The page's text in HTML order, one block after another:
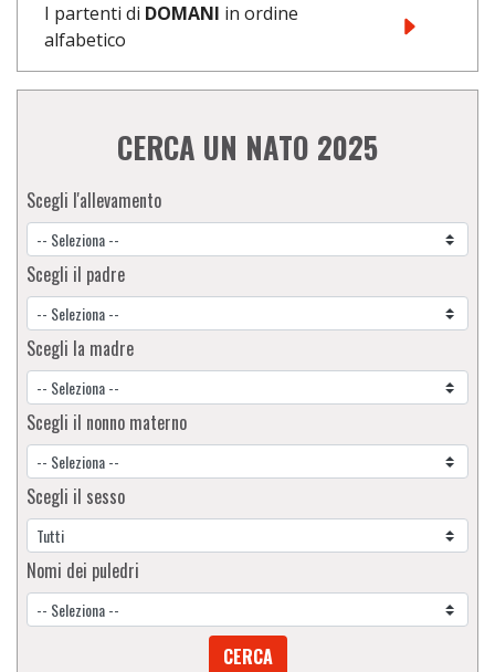
I partenti di DOMANI in ordine
alfabetico
CERCA UN NATO 2025
Scegli l'allevamento
Scegli il padre
Scegli la madre
Scegli il nonno materno
Scegli il sesso
Nomi dei puledri
CERCA